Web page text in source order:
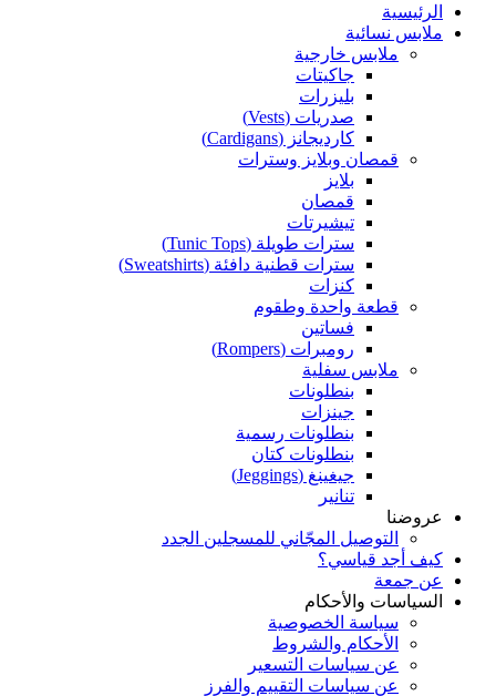
الرئيسية
ملابس نسائية
ملابس خارجية
جاكيتات
بليزرات
صدريات (Vests)
كارديجانز (Cardigans)
قمصان وبلايز وسترات
بلايز
قمصان
تيشيرتات
سترات طويلة (Tunic Tops)
سترات قطنية دافئة (Sweatshirts)
كنزات
قطعة واحدة وطقوم
فساتين
رومبرات (Rompers)
ملابس سفلية
بنطلونات
جينزات
بنطلونات رسمية
بنطلونات كتان
جيغينغ (Jeggings)
تنانير
عروضنا
التوصيل المجّاني للمسجلين الجدد
كيف أجد قياسي؟
عن جمعة
السياسات والأحكام
سياسة الخصوصية
الأحكام والشروط
عن سياسات التسعير
عن سياسات التقييم والفرز